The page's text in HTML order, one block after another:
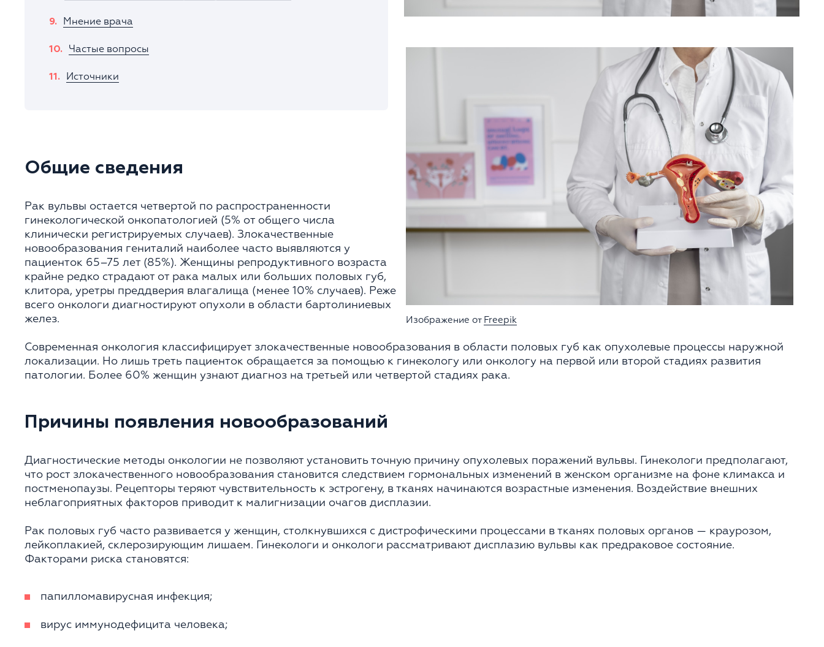
Изображение от Freepik
Мнение врача
Частые вопросы
Источники
Общие сведения
Рак вульвы остается четвертой по распространенности
гинекологической онкопатологией (5% от общего числа
клинически регистрируемых случаев). Злокачественные
новообразования гениталий наиболее часто выявляются у
пациенток 65–75 лет (85%). Женщины репродуктивного возраста
крайне редко страдают от рака малых или больших половых губ,
клитора, уретры преддверия влагалища (менее 10% случаев). Реже
всего онкологи диагностируют опухоли в области бартолиниевых
желез.
Современная онкология классифицирует злокачественные новообразования в области половых губ как опухолевые процессы наружной
локализации. Но лишь треть пациенток обращается за помощью к гинекологу или онкологу на первой или второй стадиях развития
патологии. Более 60% женщин узнают диагноз на третьей или четвертой стадиях рака.
Причины появления новообразований
Диагностические методы онкологии не позволяют установить точную причину опухолевых поражений вульвы. Гинекологи предполагают,
что рост злокачественного новообразования становится следствием гормональных изменений в женском организме на фоне климакса и
постменопаузы. Рецепторы теряют чувствительность к эстрогену, в тканях начинаются возрастные изменения. Воздействие внешних
неблагоприятных факторов приводит к малигнизации очагов дисплазии.
Рак половых губ часто развивается у женщин, столкнувшихся с дистрофическими процессами в тканях половых органов — краурозом,
лейкоплакией, склерозирующим лишаем. Гинекологи и онкологи рассматривают дисплазию вульвы как предраковое состояние.
Факторами риска становятся:
папилломавирусная инфекция;
вирус иммунодефицита человека;